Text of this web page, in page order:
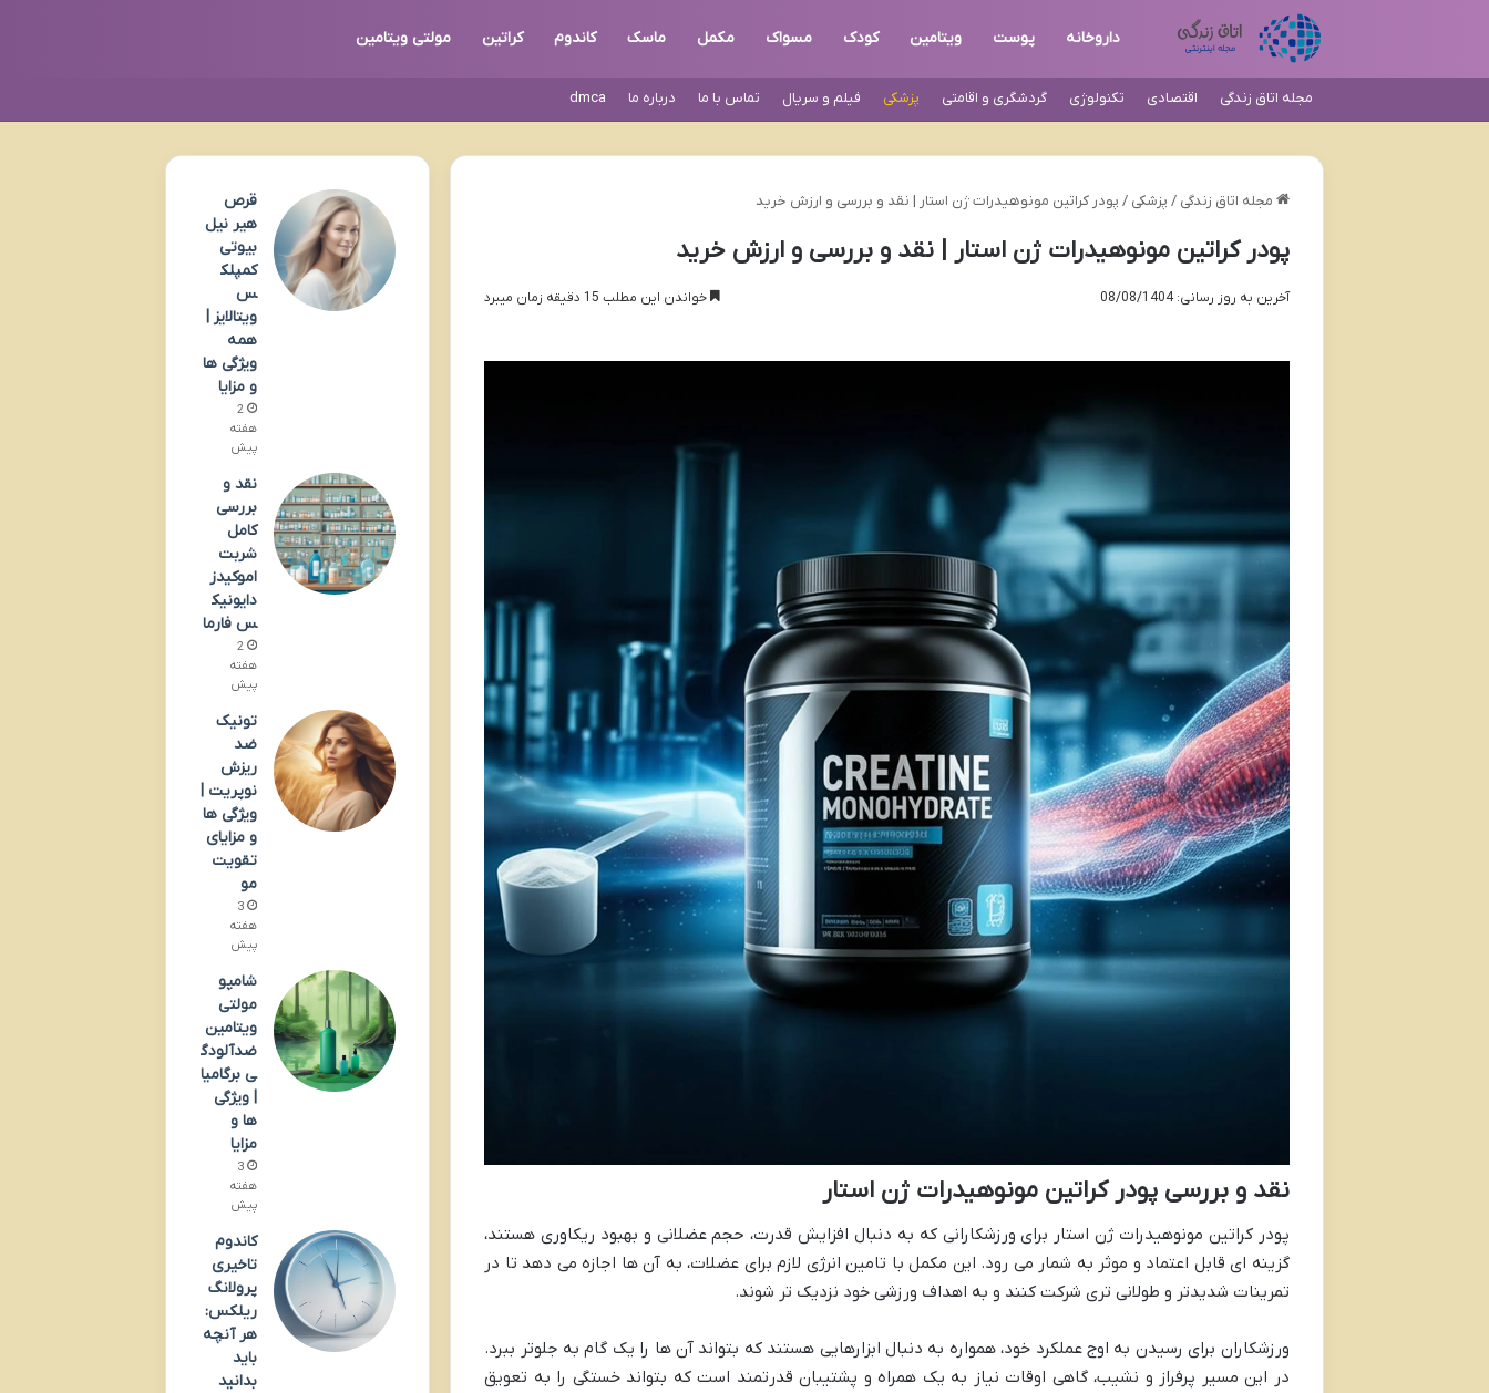
داروخانه پوست ویتامین کودک مسواک مکمل ماسک کاندوم کراتین مولتی ویتامین
مجله اتاق زندگی اقتصادی تکنولوژی گردشگری و اقامتی پزشکی فیلم و سریال تماس با ما درباره ما dmca
مجله اتاق زندگی / پزشکی / پودر کراتین مونوهیدرات ژن استار | نقد و بررسی و ارزش خرید
پودر کراتین مونوهیدرات ژن استار | نقد و بررسی و ارزش خرید
آخرین به روز رسانی: 08/08/1404 خواندن این مطلب 15 دقیقه زمان میبرد
نقد و بررسی پودر کراتین مونوهیدرات ژن استار
پودر کراتین مونوهیدرات ژن استار برای ورزشکارانی که به دنبال افزایش قدرت، حجم عضلانی و بهبود ریکاوری هستند،
گزینه ای قابل اعتماد و موثر به شمار می رود. این مکمل با تامین انرژی لازم برای عضلات، به آن ها اجازه می دهد تا در
تمرینات شدیدتر و طولانی تری شرکت کنند و به اهداف ورزشی خود نزدیک تر شوند.
ورزشکاران برای رسیدن به اوج عملکرد خود، همواره به دنبال ابزارهایی هستند که بتواند آن ها را یک گام به جلوتر ببرد.
در این مسیر پرفراز و نشیب، گاهی اوقات نیاز به یک همراه و پشتیبان قدرتمند است که بتواند خستگی را به تعویق
قرص
هیر نیل
بیوتی
کمپلک
س
ویتالایز |
همه
ویژگی ها
و مزایا
2
هفته
پیش
نقد و
بررسی
کامل
شربت
اموکیدز
دایونیک
س فارما
2
هفته
پیش
تونیک
ضد
ریزش
نوپریت |
ویژگی ها
و مزایای
تقویت
مو
3
هفته
پیش
شامپو
مولتی
ویتامین
ضدآلودگ
ی برگامیا
| ویژگی
ها و
مزایا
3
هفته
پیش
کاندوم
تاخیری
پرولانگ
ریلکس:
هر آنچه
باید
بدانید